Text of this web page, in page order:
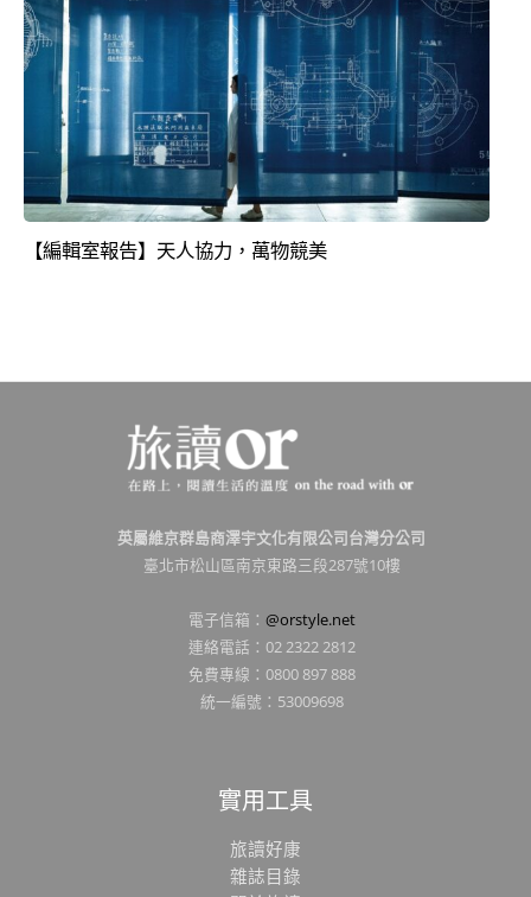
【編輯室報告】天人協力，萬物競美
英屬維京群島商澤宇文化有限公司台灣分公司
臺北市松山區南京東路三段287號10樓
電子信箱： @orstyle.net
連絡電話：02 2322 2812
免費專線：0800 897 888
統一編號：53009698
實用工具
旅讀好康
雜誌目錄